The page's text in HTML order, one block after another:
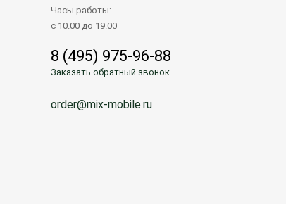
Часы работы:
с 10.00 до 19.00
8 (495) 975-96-88
Заказать обратный звонок
order@mix-mobile.ru